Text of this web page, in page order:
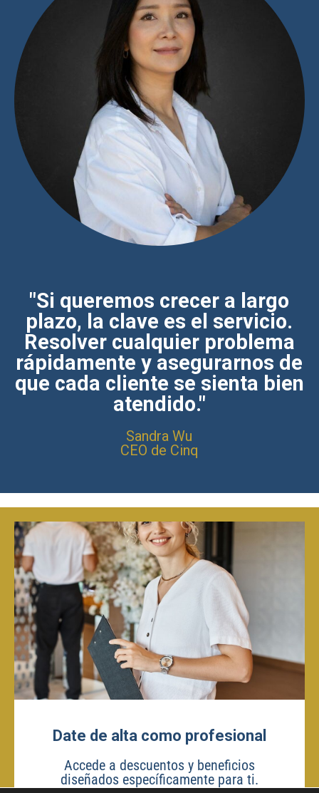
"Si queremos crecer a largo
plazo, la clave es el servicio.
Resolver cualquier problema
rápidamente y asegurarnos de
que cada cliente se sienta bien
atendido."
Sandra Wu
CEO de Cinq
Date de alta como profesional
Accede a descuentos y beneficios
diseñados específicamente para ti.